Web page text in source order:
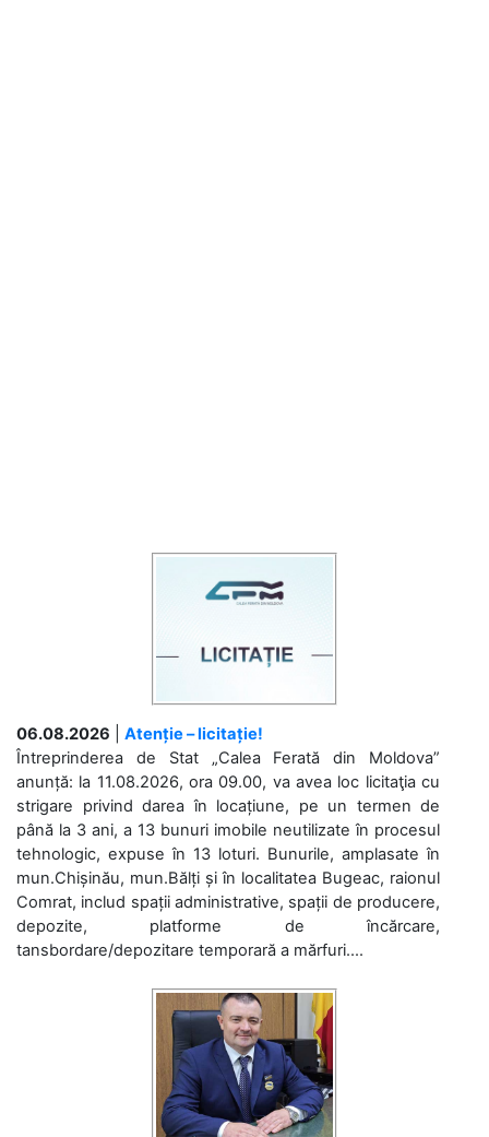
06.08.2026
Atenție – licitație!
Întreprinderea de Stat „Calea Ferată din Moldova”
anunță: la 11.08.2026, ora 09.00, va avea loc licitaţia cu
strigare privind darea în locațiune, pe un termen de
până la 3 ani, a 13 bunuri imobile neutilizate în procesul
tehnologic, expuse în 13 loturi. Bunurile, amplasate în
mun.Chișinău, mun.Bălți și în localitatea Bugeac, raionul
Comrat, includ spații administrative, spații de producere,
depozite, platforme de încărcare,
tansbordare/depozitare temporară a mărfuri....